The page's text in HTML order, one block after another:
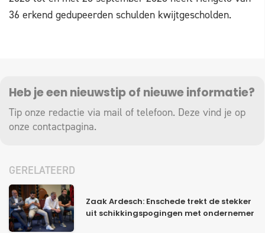
36 erkend gedupeerden schulden kwijtgescholden.
Heb je een nieuwstip of nieuwe informatie?
Tip onze redactie via mail of telefoon. Deze vind je op
onze contactpagina.
GERELATEERD
Zaak Ardesch: Enschede trekt de stekker
uit schikkingspogingen met ondernemer